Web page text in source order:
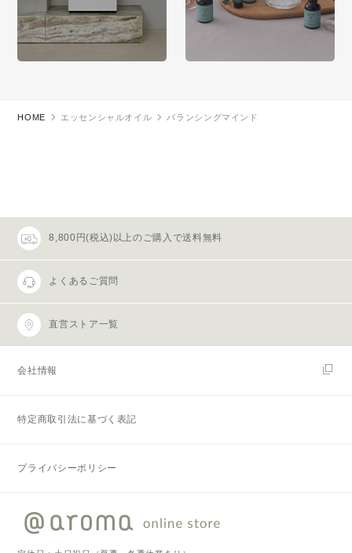
HOME エッセンシャルオイル バランシングマインド
8,800円(税込)以上のご購入で送料無料
よくあるご質問
直営ストア一覧
会社情報
特定商取引法に基づく表記
プライバシーポリシー